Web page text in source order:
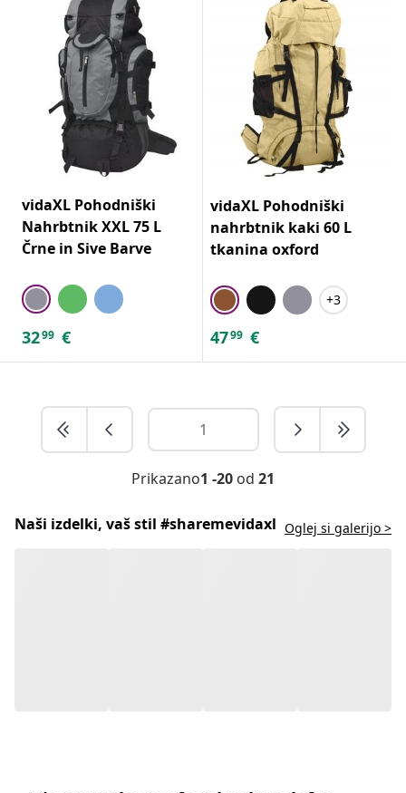
vidaXL Pohodniški
Nahrbtnik XXL 75 L
Črne in Sive Barve
3299 €
vidaXL Pohodniški
nahrbtnik kaki 60 L
tkanina oxford
+3
4799 €
Prikazano1 -20 od 21
Naši izdelki, vaš stil #sharemevidaxl Oglej si galerijo >